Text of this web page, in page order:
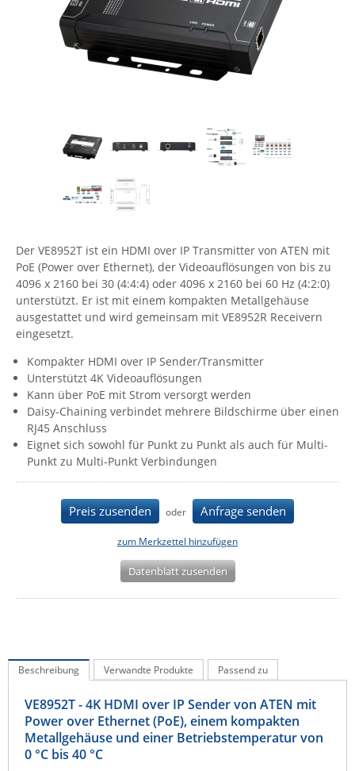
Energiemessung
Energieverteilung
IP, WLAN & GSM Sensorik
IoT - Internet of Things
IPC, Industrielle Netzwerktechnik & WLAN
Industrielle Netzwerktechnik / Kommunikation
IT Netzwerktechnik / Kommunikation
Serverräume
RMA / Rücksendung / Support
Comet System
CompleTech
Contemporary Controls
Fokus Technologies
Gude
Guntermann & Drunck
High Sec Labs
HW group
IEC Lock
Ihse
Kerlink
Kramer Electronics
Legrand
LigoWave
Netio
Power Kingdom
Poynting
Raritan
Riello UPS
Der VE8952T ist ein HDMI over IP Transmitter von ATEN mit
PoE (Power over Ethernet), der Videoauflösungen von bis zu
4096 x 2160 bei 30 (4:4:4) oder 4096 x 2160 bei 60 Hz (4:2:0)
unterstützt. Er ist mit einem kompakten Metallgehäuse
ausgestattet und wird gemeinsam mit VE8952R Receivern
eingesetzt.
Kompakter HDMI over IP Sender/Transmitter
Unterstützt 4K Videoauflösungen
Kann über PoE mit Strom versorgt werden
Daisy-Chaining verbindet mehrere Bildschirme über einen
RJ45 Anschluss
Eignet sich sowohl für Punkt zu Punkt als auch für Multi-
Punkt zu Multi-Punkt Verbindungen
Preis zusenden oder Anfrage senden
zum Merkzettel hinzufügen
Datenblatt zusenden
Beschreibung Verwandte Produkte Passend zu
VE8952T - 4K HDMI over IP Sender von ATEN mit
Power over Ethernet (PoE), einem kompakten
Metallgehäuse und einer Betriebstemperatur von
0 °C bis 40 °C